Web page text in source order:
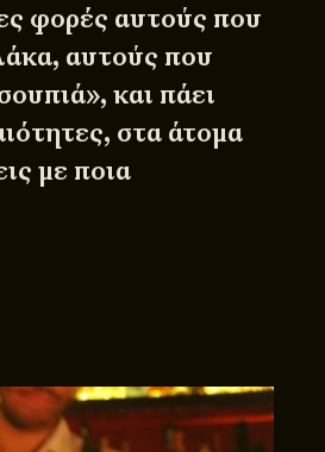
φορές αυτούς που
αυτούς που
και πάει
στα άτομα
με ποια